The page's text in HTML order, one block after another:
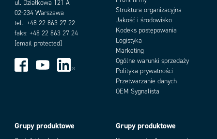
ul. Działkowa 121 A
02-234 Warszawa
tel.: +48 22 863 27 22
faks: +48 22 863 27 24
[email protected]
Struktura organizacyjna
Jakość i środowisko
Kodeks postępowania
Logistyka
Marketing
Ogólne warunki sprzedaży
Polityka prywatności
Przetwarzanie danych
OEM Sygnalista
Grupy produktowe Grupy produktowe